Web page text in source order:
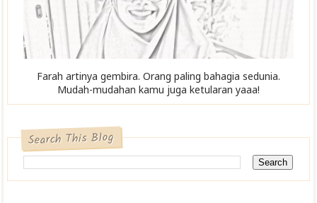
Farah artinya gembira. Orang paling bahagia sedunia.
Mudah-mudahan kamu juga ketularan yaaa!
Search This Blog